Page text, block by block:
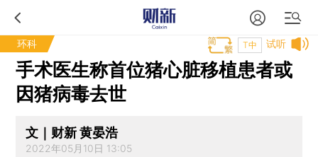
环科 试听
T中
手术医生称首位猪心脏移植患者或
因猪病毒去世
文｜财新 黄晏浩
2022年05月10日 13:05